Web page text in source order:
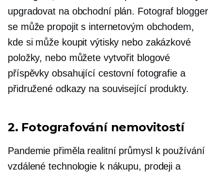
upgradovat na obchodní plán. Fotograf blogger
se může propojit s internetovým obchodem,
kde si může koupit výtisky nebo zakázkové
položky, nebo můžete vytvořit blogové
příspěvky obsahující cestovní fotografie a
přidružené odkazy na související produkty.
2. Fotografování nemovitostí
Pandemie přiměla realitní průmysl k používání
vzdálené technologie k nákupu, prodeji a